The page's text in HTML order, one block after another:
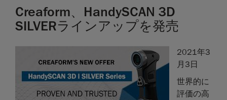
Creaform、HandySCAN 3D
SILVERラインアップを発売
2021年3
月3日
世界的に
評価の高